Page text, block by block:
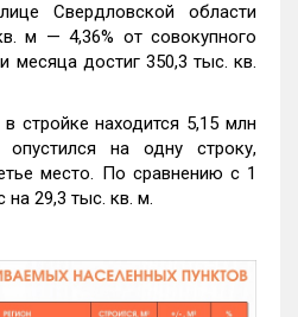
Свердловской области
м — 4,36% от совокупного
месяца достиг 350,3 тыс. кв.
стройке находится 5,15 млн
на одну строку,
место. По сравнению с 1
29,3 тыс. кв. м.